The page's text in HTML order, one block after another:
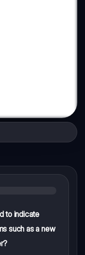
to indicate
such as a new